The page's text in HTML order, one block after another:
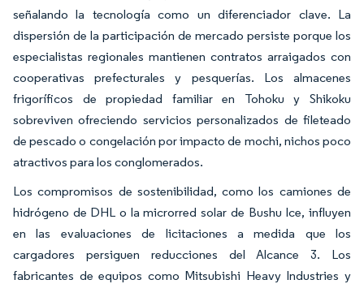
señalando la tecnología como un diferenciador clave. La
dispersión de la participación de mercado persiste porque los
especialistas regionales mantienen contratos arraigados con
cooperativas prefecturales y pesquerías. Los almacenes
frigoríficos de propiedad familiar en Tohoku y Shikoku
sobreviven ofreciendo servicios personalizados de fileteado
de pescado o congelación por impacto de mochi, nichos poco
atractivos para los conglomerados.
Los compromisos de sostenibilidad, como los camiones de
hidrógeno de DHL o la microrred solar de Bushu Ice, influyen
en las evaluaciones de licitaciones a medida que los
cargadores persiguen reducciones del Alcance 3. Los
fabricantes de equipos como Mitsubishi Heavy Industries y